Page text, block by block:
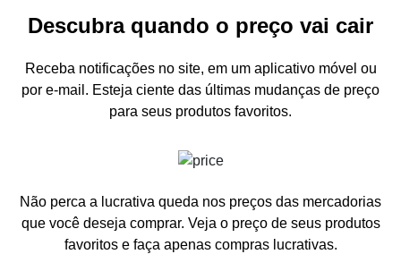
Descubra quando o preço vai cair
Receba notificações no site, em um aplicativo móvel ou
por e-mail. Esteja ciente das últimas mudanças de preço
para seus produtos favoritos.
Não perca a lucrativa queda nos preços das mercadorias
que você deseja comprar. Veja o preço de seus produtos
favoritos e faça apenas compras lucrativas.